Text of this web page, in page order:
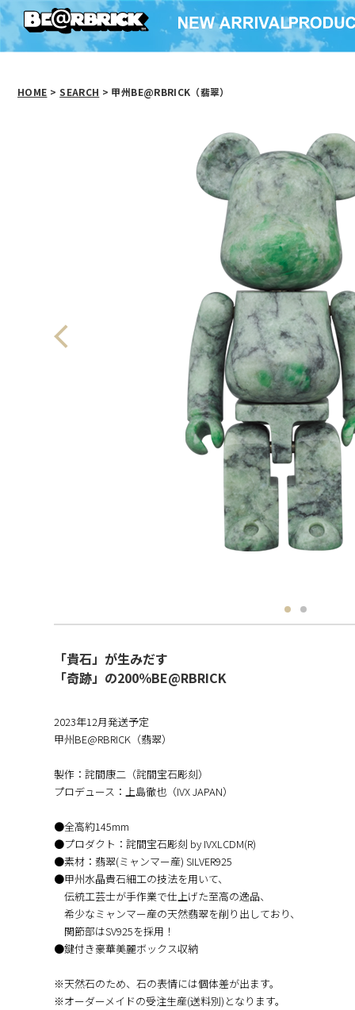
HOME > SEARCH > 甲州BE@RBRICK（翡翠）
「貴石」が生みだす
「奇跡」の200％BE@RBRICK
2023年12月発送予定
甲州BE@RBRICK（翡翠）
製作：詫間康二（詫間宝石彫刻）
プロデュース：上島徹也（IVX JAPAN）
●全高約145mm
●プロダクト：詫間宝石彫刻 by IVXLCDM(R)
●素材：翡翠(ミャンマー産) SILVER925
●甲州水晶貴石細工の技法を用いて、
伝統工芸士が手作業で仕上げた至高の逸品、
希少なミャンマー産の天然翡翠を削り出しており、
関節部はSV925を採用！
●鍵付き豪華美麗ボックス収納
※天然石のため、石の表情には個体差が出ます。
※オーダーメイドの受注生産(送料別)となります。